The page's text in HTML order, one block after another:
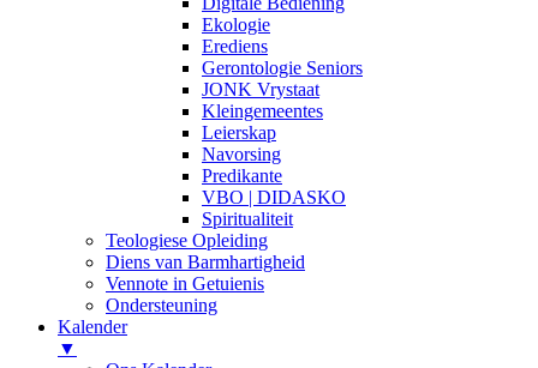
Ekologie
Erediens
Gerontologie Seniors
JONK Vrystaat
Kleingemeentes
Leierskap
Navorsing
Predikante
VBO | DIDASKO
Spiritualiteit
Teologiese Opleiding
Diens van Barmhartigheid
Vennote in Getuienis
Ondersteuning
Kalender
▼